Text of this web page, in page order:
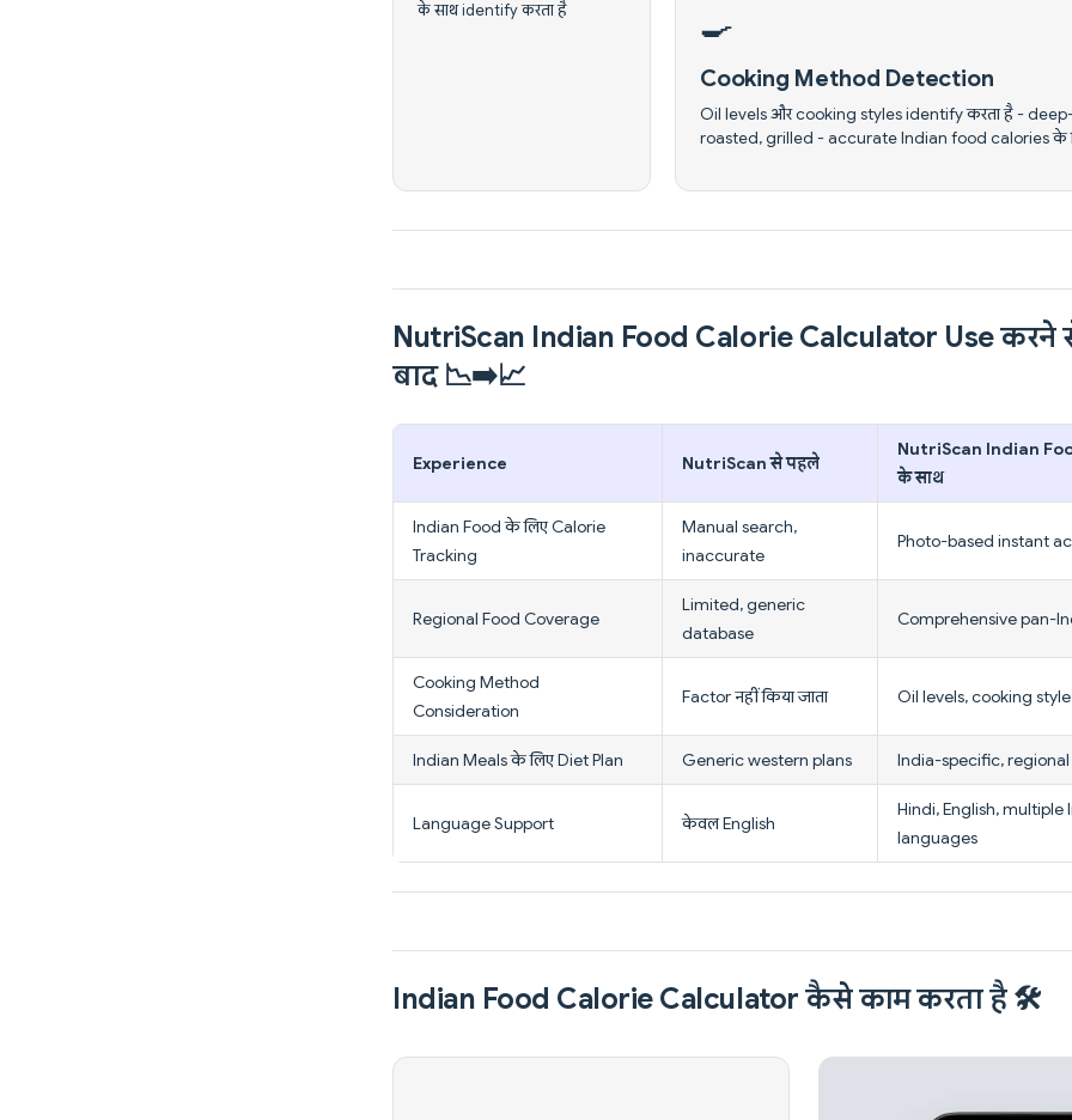
के साथ identify करता है
🍳
Cooking Method Detection
Oil levels और cooking styles identify करता है -
roasted, grilled - accurate Indian food calories के
NutriScan Indian Food Calorie Calculator Use
बाद 📉➡️📈
Experience NutriScan से पहले
NutriScan Indian
के साथ
Indian Food के लिए Calorie
Tracking
Manual search,
inaccurate
Photo-based instant
Regional Food Coverage
Limited, generic
database
Comprehensive pan-
Cooking Method
Consideration
Factor नहीं किया जाता Oil levels, cooking
Indian Meals के लिए Diet Plan Generic western plans India-specific,
Language Support केवल English
Hindi, English, multiple
languages
Indian Food Calorie Calculator कैसे काम करता है 🛠️